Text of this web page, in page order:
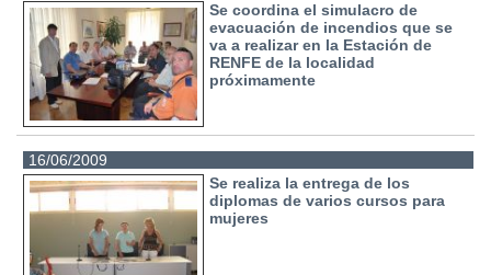
Se coordina el simulacro de
evacuación de incendios que se
va a realizar en la Estación de
RENFE de la localidad
próximamente
16/06/2009
Se realiza la entrega de los
diplomas de varios cursos para
mujeres